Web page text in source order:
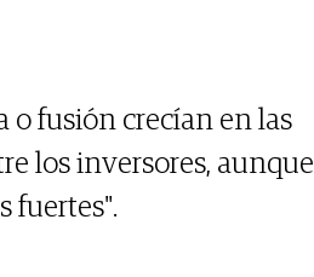
o fusión crecían en las
los inversores, aunque
fuertes".